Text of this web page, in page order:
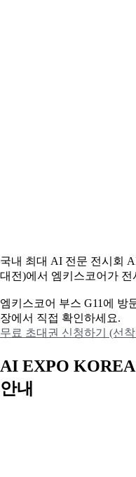
국내 최대 AI 전문 전시회
대전)에서 엠키스코어가
엠키스코어 부스 G11에 방
장에서 직접 확인하세요.
무료 초대권 신청하기 (선
AI EXPO KOREA
안내